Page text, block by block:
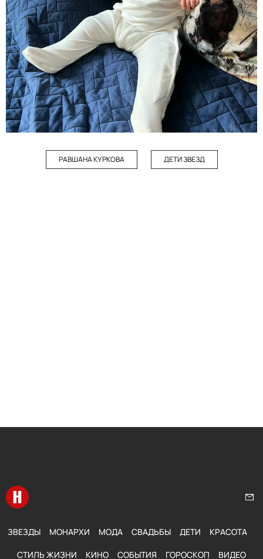
РАВШАНА КУРКОВА ДЕТИ ЗВЕЗД
Перейти на главную
ЗВЕЗДЫ МОНАРХИ МОДА СВАДЬБЫ ДЕТИ КРАСОТА
СТИЛЬ ЖИЗНИ КИНО СОБЫТИЯ ГОРОСКОП ВИДЕО